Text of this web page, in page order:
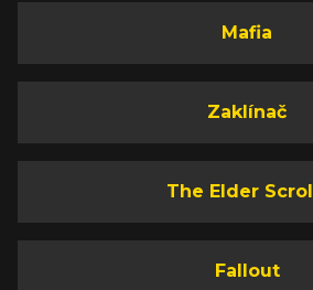
Mafia
Zaklínač
The Elder
Fallout